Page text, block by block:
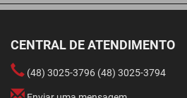
CENTRAL DE ATENDIMENTO
(48) 3025-3796 (48) 3025-3794